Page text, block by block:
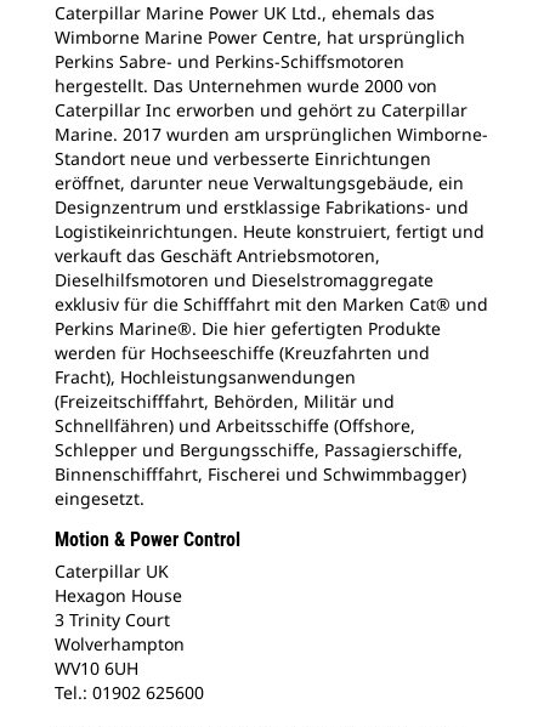
Caterpillar Marine Power UK Ltd., ehemals das
Wimborne Marine Power Centre, hat ursprünglich
Perkins Sabre- und Perkins-Schiffsmotoren
hergestellt. Das Unternehmen wurde 2000 von
Caterpillar Inc erworben und gehört zu Caterpillar
Marine. 2017 wurden am ursprünglichen Wimborne-
Standort neue und verbesserte Einrichtungen
eröffnet, darunter neue Verwaltungsgebäude, ein
Designzentrum und erstklassige Fabrikations- und
Logistikeinrichtungen. Heute konstruiert, fertigt und
verkauft das Geschäft Antriebsmotoren,
Dieselhilfsmotoren und Dieselstromaggregate
exklusiv für die Schifffahrt mit den Marken Cat® und
Perkins Marine®. Die hier gefertigten Produkte
werden für Hochseeschiffe (Kreuzfahrten und
Fracht), Hochleistungsanwendungen
(Freizeitschifffahrt, Behörden, Militär und
Schnellfähren) und Arbeitsschiffe (Offshore,
Schlepper und Bergungsschiffe, Passagierschiffe,
Binnenschifffahrt, Fischerei und Schwimmbagger)
eingesetzt.
Motion & Power Control
Caterpillar UK
Hexagon House
3 Trinity Court
Wolverhampton
WV10 6UH
Tel.: 01902 625600